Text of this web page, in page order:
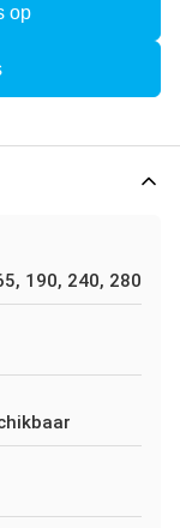
op
190, 240, 280